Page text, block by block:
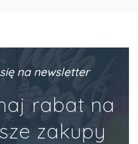
na newsletter
rabat na
zakupy